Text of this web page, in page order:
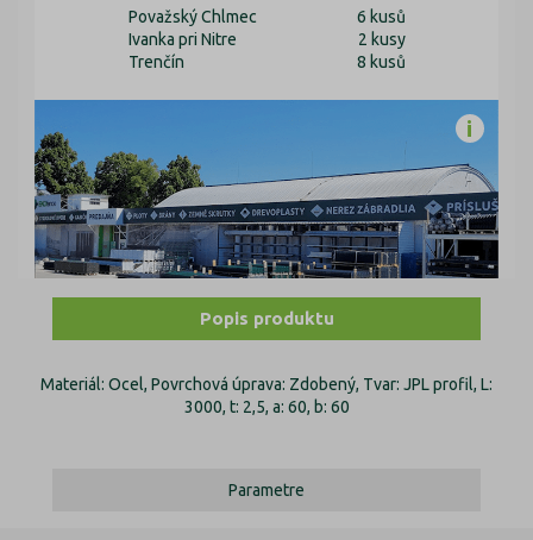
Považský Chlmec
6 kusů
Ivanka pri Nitre
2 kusy
Trenčín
8 kusů
Popis produktu
Materiál: Ocel, Povrchová úprava: Zdobený, Tvar: JPL profil, L:
3000, t: 2,5, a: 60, b: 60
Parametre